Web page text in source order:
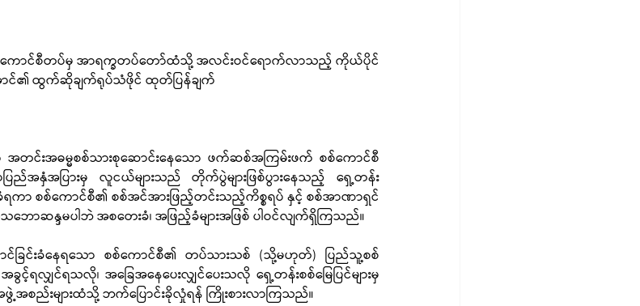
စစ်ကောင်စီတပ်မှ အာရက္ခတပ်တော်ထံသို့ အလင်းဝင်ရောက်လာသည့် ကိုယ်ပိုင်
ာင်၏ ထွက်ဆိုချက်ရုပ်သံဖိုင် ထုတ်ပြန်ချက်
တင်းအဓမ္မစစ်သားစုဆောင်းနေသော ဖက်ဆစ်အကြမ်းဖက် စစ်ကောင်စီ
ြည်အနှံအပြားမှ လူငယ်များသည် တိုက်ပွဲများဖြစ်ပွားနေသည့် ရှေ့တန်း
ကိုခံရကာ စစ်ကောင်စီ၏ စစ်အင်အားဖြည့်တင်းသည့်ကိစ္စရပ် နှင့် စစ်အာဏာရှင်
ောဆန္ဒမပါဘဲ အစတေးခံ၊ အဖြည့်ခံများအဖြစ် ပါဝင်လျက်ရှိကြသည်။
ာင်ခြင်းခံနေရသော စစ်ကောင်စီ၏ တပ်သားသစ် (သို့မဟုတ်) ပြည်သူ့စစ်
ျှင်ရသလို၊ အခြေအနေပေးလျှင်ပေးသလို ရှေ့တန်းစစ်မြေပြင်များမှ
ဖွဲ့အစည်းများထံသို့ ဘက်ပြောင်းခိုလှုံရန် ကြိုးစားလာကြသည်။